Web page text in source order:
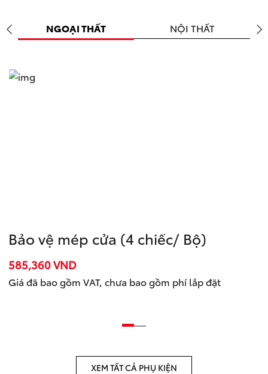
NGOẠI THẤT NỘI THẤT
Bảo vệ mép cửa (4 chiếc/ Bộ)
585,360VND
Giá đã bao gồm VAT, chưa bao gồm phí lắp đặt
XEM TẤT CẢ PHỤ KIỆN